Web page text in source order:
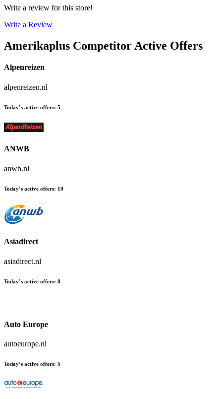
Write a review for this store!
Write a Review
Amerikaplus Competitor Active Offers
Alpenreizen
alpenreizen.nl
Today’s active offers: 5
ANWB
anwb.nl
Today’s active offers: 10
Asiadirect
asiadirect.nl
Today’s active offers: 8
Auto Europe
autoeurope.nl
Today’s active offers: 5